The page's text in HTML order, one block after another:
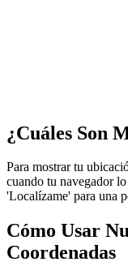
¿Cuáles Son
Para mostrar tu
cuando tu navegador
'Localízame' para una
Cómo Usar
Coordenadas